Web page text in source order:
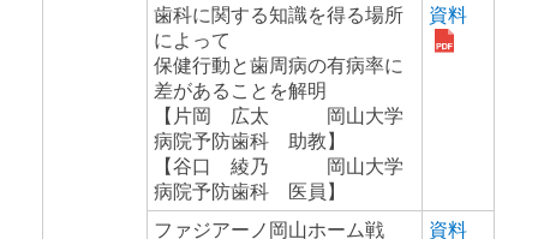
歯科に関する知識を得る場所
によって
保健行動と歯周病の有病率に
差があることを解明
【片岡 広太 岡山大学
病院予防歯科 助教】
【谷口 綾乃 岡山大学
病院予防歯科 医員】
資料
ファジアーノ岡山ホーム戦
資料